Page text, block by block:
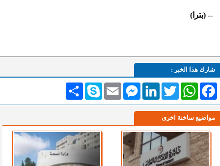
-- (بترا)
شارك هذا الخبر :
انشر Skype Email
MessengerLinkedInTwitterWhatsAppFacebook
مواضيع ساخنة اخرى